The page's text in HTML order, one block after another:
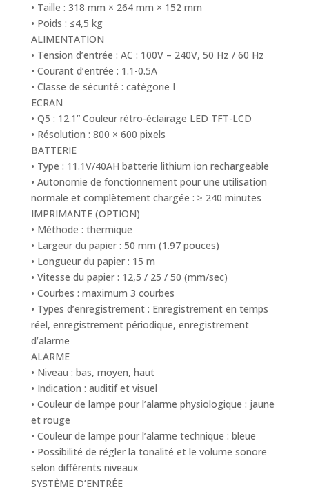
• Taille : 318 mm × 264 mm × 152 mm
• Poids : ≤4,5 kg
ALIMENTATION
• Tension d’entrée : AC : 100V – 240V, 50 Hz / 60 Hz
• Courant d’entrée : 1.1-0.5A
• Classe de sécurité : catégorie I
ECRAN
• Q5 : 12.1” Couleur rétro-éclairage LED TFT-LCD
• Résolution : 800 × 600 pixels
BATTERIE
• Type : 11.1V/40AH batterie lithium ion rechargeable
• Autonomie de fonctionnement pour une utilisation
normale et complètement chargée : ≥ 240 minutes
IMPRIMANTE (OPTION)
• Méthode : thermique
• Largeur du papier : 50 mm (1.97 pouces)
• Longueur du papier : 15 m
• Vitesse du papier : 12,5 / 25 / 50 (mm/sec)
• Courbes : maximum 3 courbes
• Types d’enregistrement : Enregistrement en temps
réel, enregistrement périodique, enregistrement
d’alarme
ALARME
• Niveau : bas, moyen, haut
• Indication : auditif et visuel
• Couleur de lampe pour l’alarme physiologique : jaune
et rouge
• Couleur de lampe pour l’alarme technique : bleue
• Possibilité de régler la tonalité et le volume sonore
selon différents niveaux
SYSTÈME D’ENTRÉE